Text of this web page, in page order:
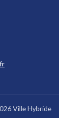
Ville Hybride